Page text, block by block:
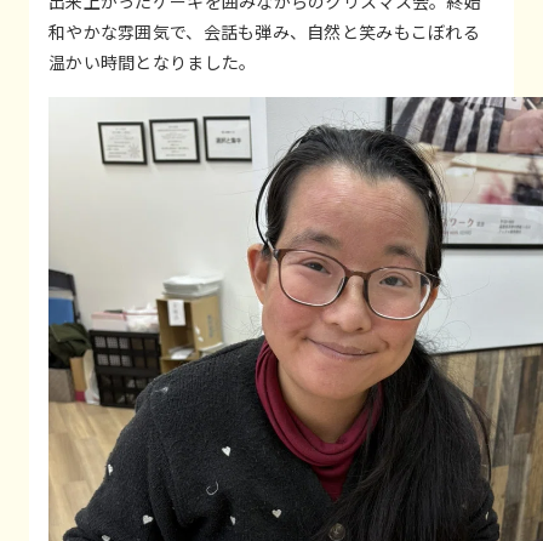
和やかな雰囲気で、会話も弾み、自然と笑みもこぼれる
温かい時間となりました。